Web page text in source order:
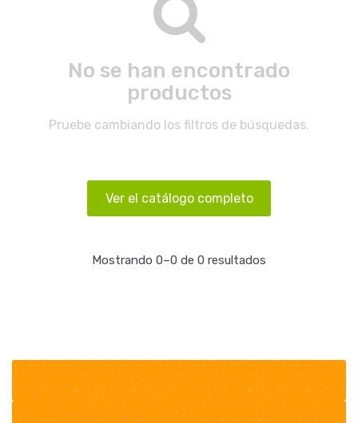
No se han encontrado
productos
Pruebe cambiando los filtros de búsquedas.
Ver el catálogo completo
Mostrando 0–0 de 0 resultados